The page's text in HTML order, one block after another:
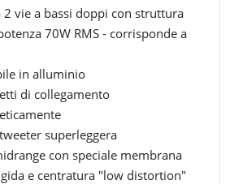
vie a bassi doppi con struttura
70W RMS - corrisponde a
in alluminio
di collegamento
superleggera
con speciale membrana
e centratura "low distortion"